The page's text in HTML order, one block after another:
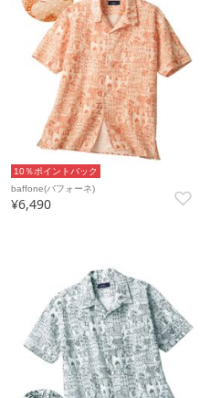
10％ポイントバック
baffone(バフォーネ)
¥6,490